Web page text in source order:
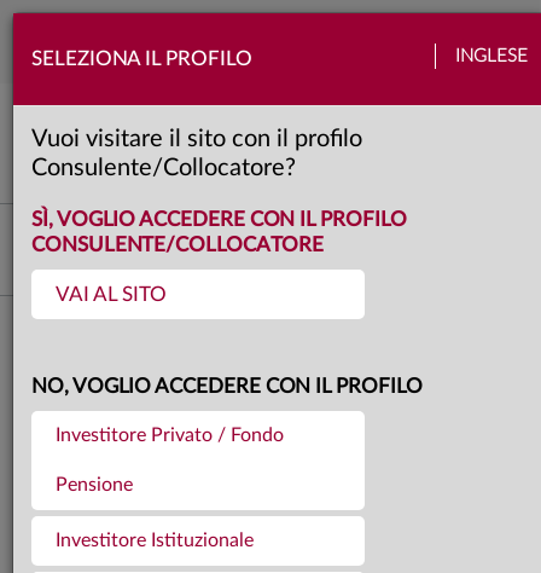
SELEZIONA IL PROFILO INGLESE
Vuoi visitare il sito con il profilo
Consulente/Collocatore?
SÌ, VOGLIO ACCEDERE CON IL PROFILO
CONSULENTE/COLLOCATORE
VAI AL SITO
NO, VOGLIO ACCEDERE CON IL PROFILO
Investitore Privato / Fondo
Pensione
Investitore Istituzionale
5min
Investment Advisory
LA VIEW DI ANIMA
Il supporto delle Banche Centrali e